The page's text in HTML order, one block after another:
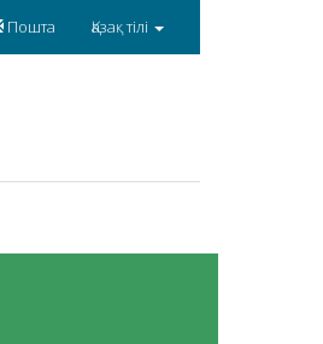
Пошта Қазақ тілі